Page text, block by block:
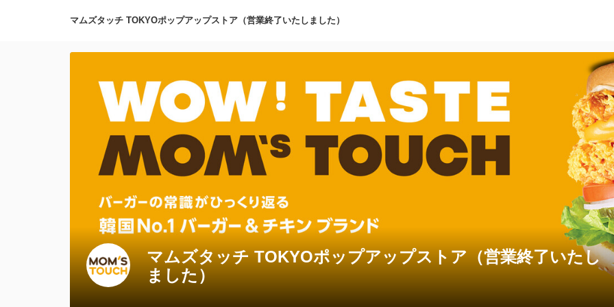
マムズタッチ TOKYOポップアップストア（営業終了いたしました）
マムズタッチ TOKYOポップアップストア（営業終了いたし
ました）